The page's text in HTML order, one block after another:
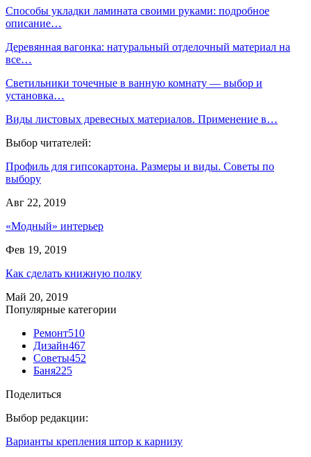
Способы укладки ламината своими руками: подробное
описание…
Деревянная вагонка: натуральный отделочный материал на
все…
Светильники точечные в ванную комнату — выбор и
установка…
Виды листовых древесных материалов. Применение в…
Выбор читателей:
Профиль для гипсокартона. Размеры и виды. Советы по
выбору
Авг 22, 2019
«Модный» интерьер
Фев 19, 2019
Как сделать книжную полку
Май 20, 2019
Популярные категории
Ремонт510
Дизайн467
Советы452
Баня225
Поделиться
Выбор редакции:
Варианты крепления штор к карнизу